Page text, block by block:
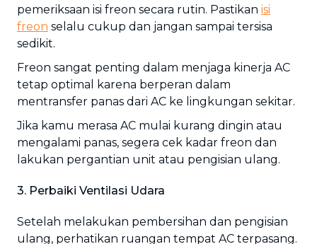
pemeriksaan isi freon secara rutin. Pastikan isi
freon selalu cukup dan jangan sampai tersisa
sedikit.
Freon sangat penting dalam menjaga kinerja AC
tetap optimal karena berperan dalam
mentransfer panas dari AC ke lingkungan sekitar.
Jika kamu merasa AC mulai kurang dingin atau
mengalami panas, segera cek kadar freon dan
lakukan pergantian unit atau pengisian ulang.
3. Perbaiki Ventilasi Udara
Setelah melakukan pembersihan dan pengisian
ulang, perhatikan ruangan tempat AC terpasang.